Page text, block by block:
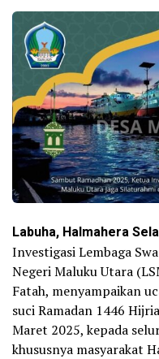
Labuha, Halmahera
Investigasi Lembaga
Negeri Maluku Utara
Fatah, menyampaikan
suci Ramadan 1446
Maret 2025, kepada
khususnya masyarakat